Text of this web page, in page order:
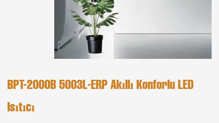
BPT-2000B 5003L-ERP Akıllı Konforlu LED
Isıtıcı